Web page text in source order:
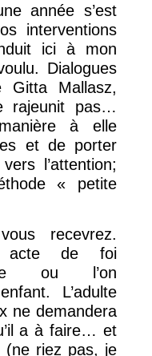
année s’est
interventions
ici à mon
Dialogues
Gitta Mallasz,
rajeunit pas…
à elle
et de porter
l’attention;
« petite
recevrez.
acte de foi
ou l’on
L’adulte
ne demandera
a à faire… et
(ne riez pas, je